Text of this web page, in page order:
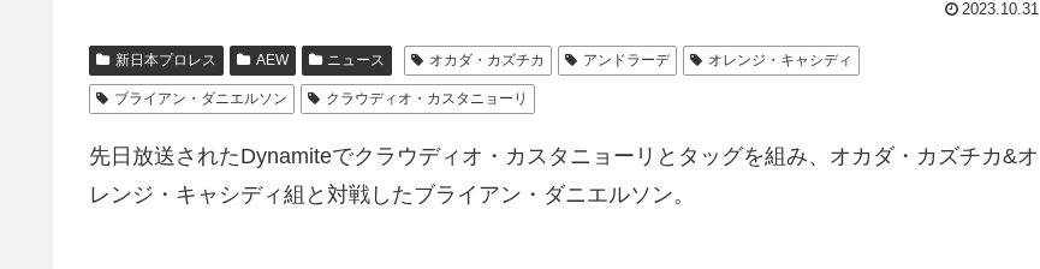
2023.10.31
新日本プロレス AEW ニュース オカダ・カズチカ アンドラーデ オレンジ・キャシディ
ブライアン・ダニエルソン クラウディオ・カスタニョーリ
先日放送されたDynamiteでクラウディオ・カスタニョーリとタッグを組み、オカダ・カズチカ&オ
レンジ・キャシディ組と対戦したブライアン・ダニエルソン。